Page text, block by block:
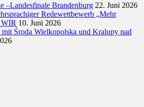
–Landesfinale Brandenburg 22. Juni 2026
Redewettbewerb „Mehr
WIR 10. Juni 2026
mit Środa Wielkopolska und Kralupy nad